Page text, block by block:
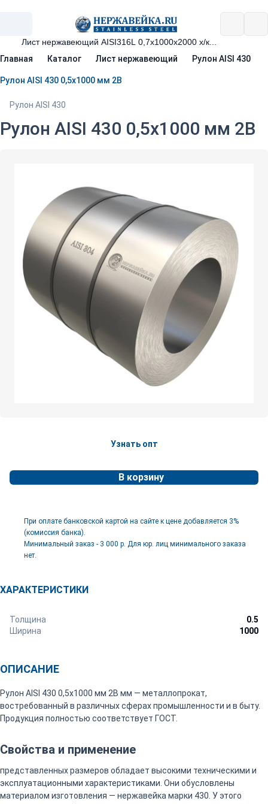
Главная Каталог Лист нержавеющий Рулон AISI 430
Рулон AISI 430 0,5х1000 мм 2В
Рулон AISI 430
Рулон AISI 430 0,5х1000 мм 2В
Узнать опт
В корзину
При оплате банковской картой на сайте к цене добавляется 3%
(комиссия банка).
Минимальный заказ - 3 000 р. Для юр. лиц минимального заказа
нет.
ХАРАКТЕРИСТИКИ
Толщина
0.5
Ширина
1000
ОПИСАНИЕ
Рулон AISI 430 0,5х1000 мм 2В мм — металлопрокат,
востребованный в различных сферах промышленности и в быту.
Продукция полностью соответствует ГОСТ.
Свойства и применение
представленных размеров обладает высокими техническими и
эксплуатационными характеристиками. Они обусловлены
материалом изготовления — нержавейка марки 430. У этого